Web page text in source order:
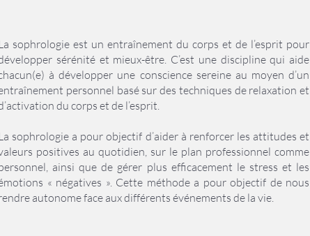
sophrologie est un entraînement du corps et de l’esprit pour
sérénité et mieux-être. C’est une discipline qui aide
à développer une conscience sereine au moyen d’un
personnel basé sur des techniques de relaxation et
du corps et de l’esprit.
sophrologie a pour objectif d’aider à renforcer les attitudes et
positives au quotidien, sur le plan professionnel comme
ainsi que de gérer plus efficacement le stress et les
« négatives ». Cette méthode a pour objectif de nous
autonome face aux différents événements de la vie.